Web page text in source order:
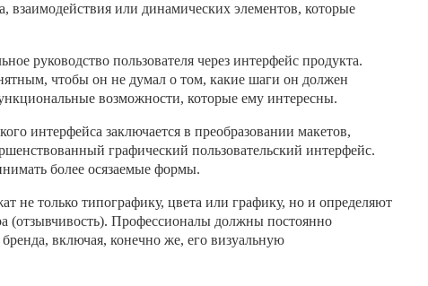
взаимодействия или динамических элементов, которые
руководство пользователя через интерфейс продукта.
чтобы он не думал о том, какие шаги он должен
возможности, которые ему интересны.
интерфейса заключается в преобразовании макетов,
графический пользовательский интерфейс.
более осязаемые формы.
не только типографику, цвета или графику, но и определяют
(отзывчивость). Профессионалы должны постоянно
включая, конечно же, его визуальную